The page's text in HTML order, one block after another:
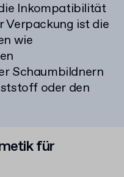
Inkompatibilität
Verpackung ist die
wie
Schaumbildnern
oder den
für